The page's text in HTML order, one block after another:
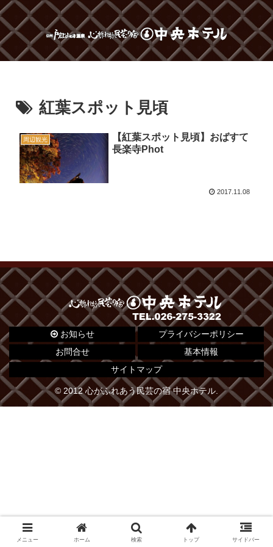
紅葉スポット見頃
周辺観光
【紅葉スポット見頃】おばすて
長楽寺Phot
2017.11.08
お知らせ
プライバシーポリシー
お問合せ
基本情報
サイトマップ
© 2012 心がふれあう民芸の宿 中央ホテル.
メニュー ホーム 検索 トップ サイドバー